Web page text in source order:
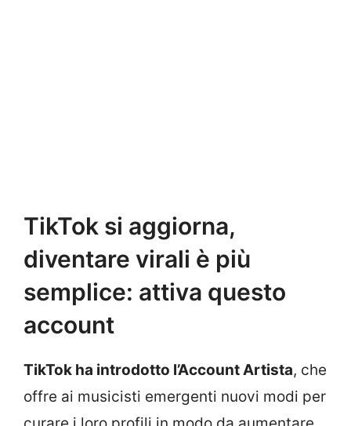
TikTok si aggiorna,
diventare virali è più
semplice: attiva questo
account
TikTok ha introdotto l’Account Artista, che
offre ai musicisti emergenti nuovi modi per